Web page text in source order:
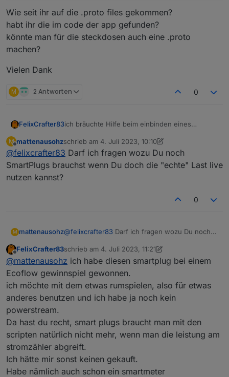
Wie seit ihr auf die .proto files gekommen?
habt ihr die im code der app gefunden?
könnte man für die steckdosen auch eine .proto
machen?
Vielen Dank
M 2 Antworten 0
FelixCrafter83ich bräuchte Hilfe beim einbinden eines
Ich habe hier verschiedene Daten vom MQTT
Broker bekommen
es kommen bei
Der mit der Energiemessung: Zum beispiel hier
die muss mit 14W sein (mann muss hier wieder
/10 machen):
/app/<userid>/HW52ZDH4SF5J6396/thing/pro
perty/get:
Das war bis jetzt immer derselbe datensatz
Das wird beim ein und ausschalten von der App
auf
/app/<userid>/HW52ZDH4SF5J6396/thing/pro
perty/set gepublished:
AUS:
AN:
Wie seit ihr auf die .proto files gekommen?
habt ihr die im code der app gefunden?
könnte man für die steckdosen auch eine .proto
machen?
Vielen Dank
M
Offline
mattenausohzschrieb am 4. Juli 2023, 10:10
zuletzt editiert von mattenausohz
@felixcrafter83 Darf ich fragen wozu Du noch
SmartPlugs brauchst wenn Du doch die "echte" Last live
nutzen kannst?
0
M mattenausohz@felixcrafter83 Darf ich fragen wozu Du noch
Last live nutzen kannst?
Offline
FelixCrafter83schrieb am 4. Juli 2023, 11:21
zuletzt editiert von FelixCrafter83
@mattenausohz ich habe diesen smartplug bei einem
Ecoflow gewinnspiel gewonnen.
ich möchte mit dem etwas rumspielen, also für etwas
anderes benutzen und ich habe ja noch kein
powerstream.
Da hast du recht, smart plugs braucht man mit den
scripten natürlich nicht mehr, wenn man die leistung am
stromzähler abgreift.
Ich hätte mir sonst keinen gekauft.
Habe nämlich auch schon ein smartmeter